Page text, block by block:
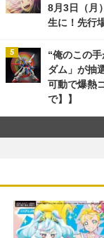
8月3日（月
生に！先行
“俺のこの
ダム」が抽
可動で爆熱
で】】